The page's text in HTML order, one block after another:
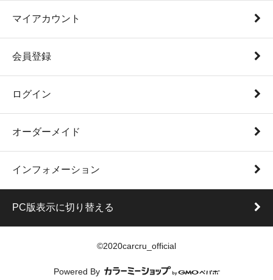
マイアカウント
会員登録
ログイン
オーダーメイド
インフォメーション
PC版表示に切り替える
©2020carcru_official
Powered By